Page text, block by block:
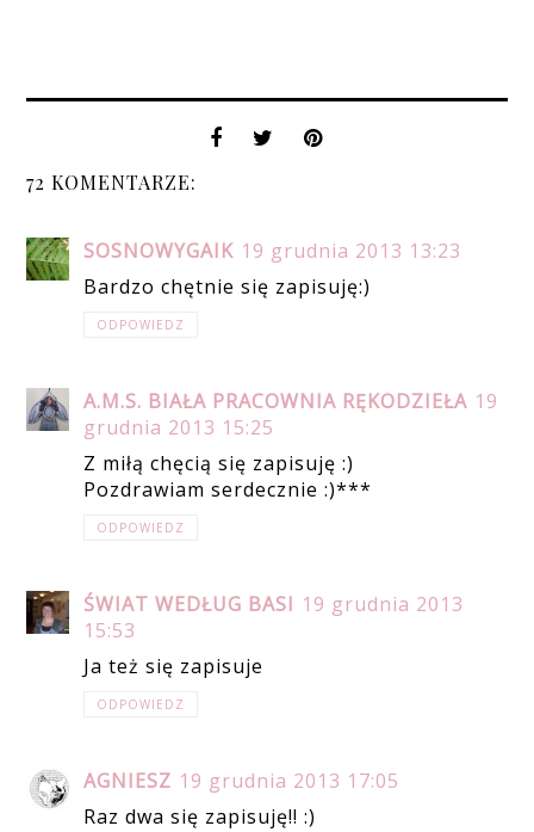
72 KOMENTARZE:
SOSNOWYGAIK 19 grudnia 2013 13:23
Bardzo chętnie się zapisuję:)
ODPOWIEDZ
A.M.S. BIAŁA PRACOWNIA RĘKODZIEŁA 19
grudnia 2013 15:25
Z miłą chęcią się zapisuję :)
Pozdrawiam serdecznie :)***
ODPOWIEDZ
ŚWIAT WEDŁUG BASI 19 grudnia 2013
15:53
Ja też się zapisuje
ODPOWIEDZ
AGNIESZ 19 grudnia 2013 17:05
Raz dwa się zapisuję!! :)